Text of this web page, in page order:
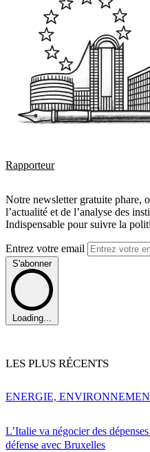
Rapporteur
Notre newsletter gratuite phare,
l’actualité et de l’analyse des
Indispensable pour suivre la
Entrez votre email
S'abonner
Loading...
LES PLUS RÉCENTS
L’Italie va négocier des
défense avec Bruxelles
ENERGIE,